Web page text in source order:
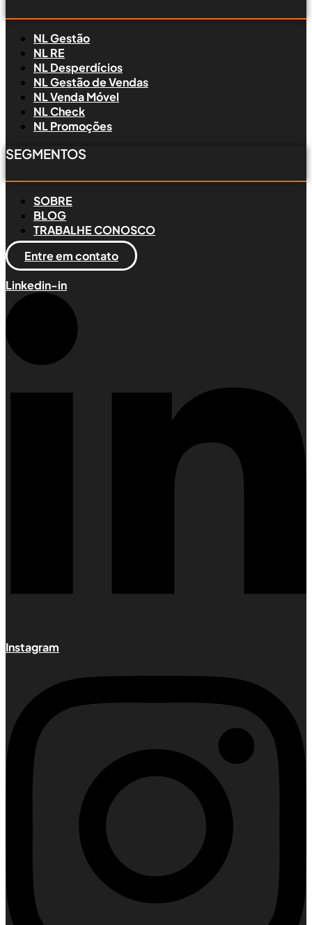
NL Gestão
NL RE
NL Desperdícios
NL Gestão de Vendas
NL Venda Móvel
NL Check
NL Promoções
SEGMENTOS
SOBRE
BLOG
TRABALHE CONOSCO
Entre em contato
Linkedin-in
Instagram